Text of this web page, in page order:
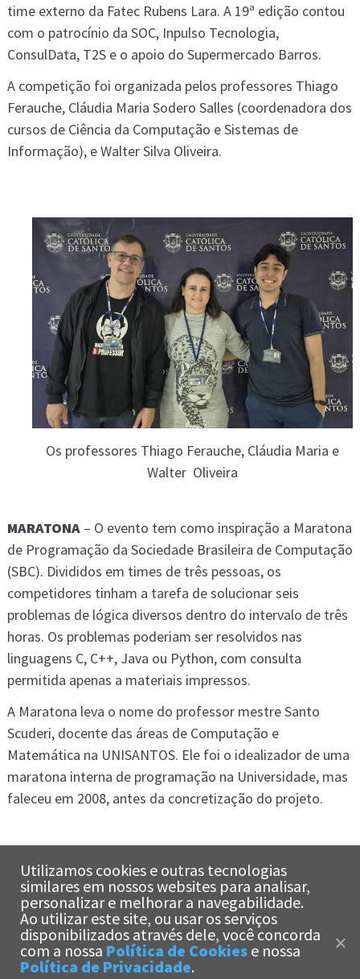
time externo da Fatec Rubens Lara. A 19ª edição contou
com o patrocínio da SOC, Inpulso Tecnologia,
ConsulData, T2S e o apoio do Supermercado Barros.
A competição foi organizada pelos professores Thiago
Ferauche, Cláudia Maria Sodero Salles (coordenadora dos
cursos de Ciência da Computação e Sistemas de
Informação), e Walter Silva Oliveira.
Os professores Thiago Ferauche, Cláudia Maria e
Walter Oliveira
MARATONA– O evento tem como inspiração a Maratona
de Programação da Sociedade Brasileira de Computação
(SBC). Divididos em times de três pessoas, os
competidores tinham a tarefa de solucionar seis
problemas de lógica diversos dentro do intervalo de três
horas. Os problemas poderiam ser resolvidos nas
linguagens C, C++, Java ou Python, com consulta
permitida apenas a materiais impressos.
A Maratona leva o nome do professor mestre Santo
Scuderi, docente das áreas de Computação e
Matemática na UNISANTOS. Ele foi o idealizador de uma
maratona interna de programação na Universidade, mas
faleceu em 2008, antes da concretização do projeto.
Olá!Estamos aqui
para te ajudar!
Utilizamos cookies e outras tecnologias
similares em nossos websites para analisar,
personalizar e melhorar a navegabilidade.
Ao utilizar este site, ou usar os serviços
disponibilizados através dele, você concorda
com a nossa Política de Cookies e nossa
Política de Privacidade.